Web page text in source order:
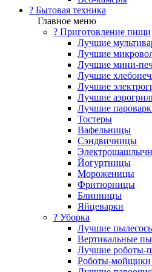
? Бытовая техника
Главное меню
? Приготовление пищи
Лучшие
Лучшие
Лучшие мини-
Лучшие
Лучшие
Лучшие
Лучшие
Тостеры
Вафельницы
Сэндвичницы
Йогуртницы
Мороженицы
Фритюрницы
Блинницы
Яйцеварки
? Уборка
Лучшие
Вертикальные
Лучшие роботы-
Роботы-мойщики